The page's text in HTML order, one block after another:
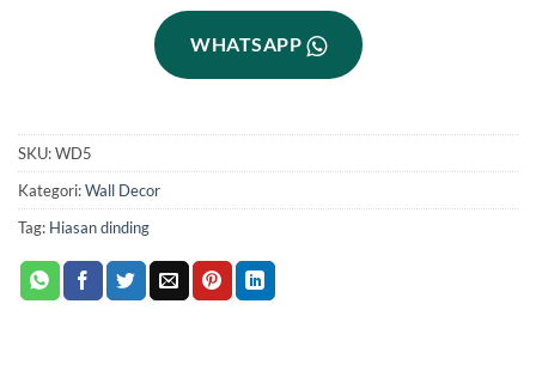
WHATSAPP
SKU:WD5
Kategori:Wall Decor
Tag: Hiasan dinding